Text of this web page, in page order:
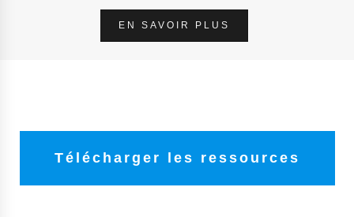
EN SAVOIR PLUS
Télécharger les ressources